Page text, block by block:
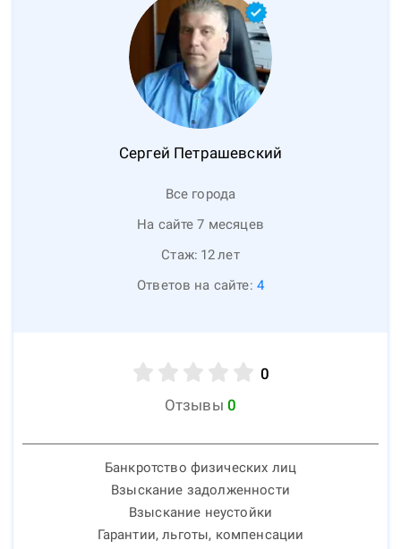
Сергей Петрашевский
Все города
На сайте 7 месяцев
Стаж: 12лет
Ответов на сайте: 4
0
Отзывы 0
Банкротство физических лиц
Взыскание задолженности
Взыскание неустойки
Гарантии, льготы, компенсации